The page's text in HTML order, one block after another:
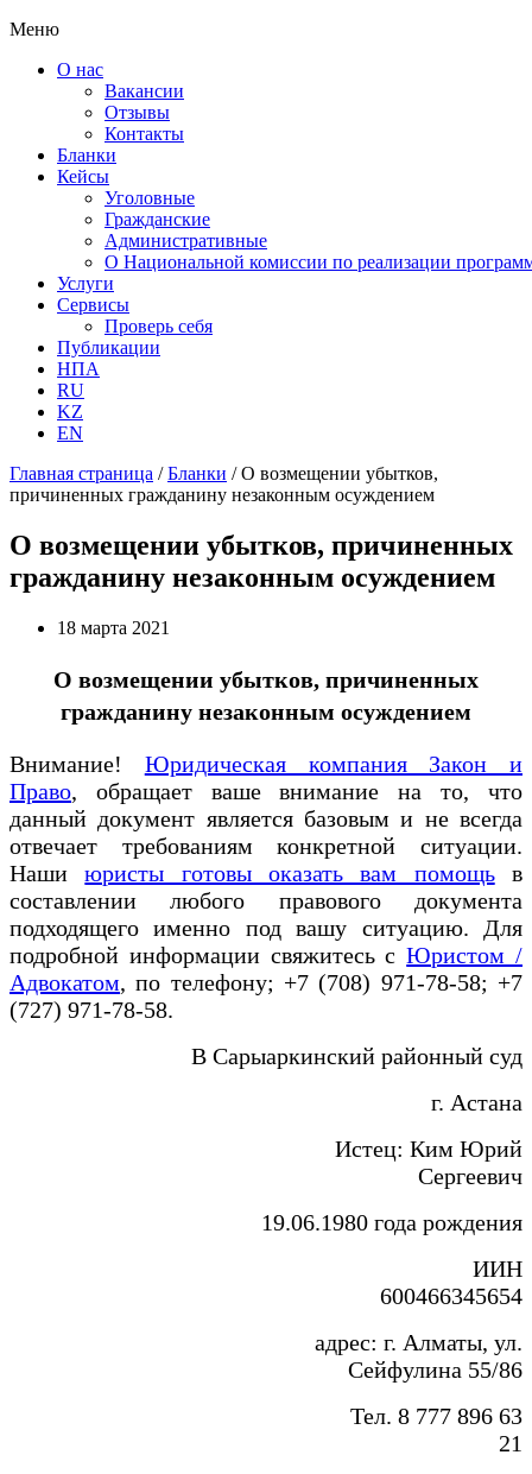
Меню
О нас
Вакансии
Отзывы
Контакты
Бланки
Кейсы
Уголовные
Гражданские
Административные
О Национальной комиссии по реализации
Услуги
Сервисы
Проверь себя
Публикации
НПА
RU
KZ
EN
Главная страница /Бланки /О возмещении убытков,
причиненных гражданину незаконным осуждением
О возмещении убытков, причиненных
гражданину незаконным осуждением
18 марта 2021
О возмещении убытков, причиненных
гражданину незаконным осуждением
Внимание! Юридическая компания Закон и
Право, обращает ваше внимание на то, что
данный документ является базовым и не всегда
отвечает требованиям конкретной ситуации.
Нашиюристы готовы оказать вам помощьв
составлении любого правового документа
подходящего именно под вашу ситуацию. Для
подробной информации свяжитесь сЮристом /
Адвокатом, по телефону; +7 (708) 971-78-58; +7
(727) 971-78-58.
В Сарыаркинский районный суд
г. Астана
Истец: Ким Юрий
Сергеевич
19.06.1980 года рождения
ИИН
600466345654
адрес: г. Алматы, ул.
Сейфулина 55/86
Тел. 8 777 896 63
21